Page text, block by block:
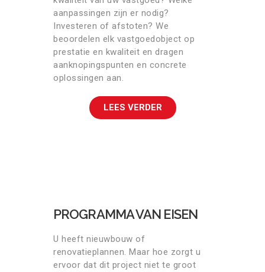
aanpassingen zijn er nodig?
Investeren of afstoten? We
beoordelen elk vastgoedobject op
prestatie en kwaliteit en dragen
aanknopingspunten en concrete
oplossingen aan.
LEES VERDER
PROGRAMMA VAN EISEN
U heeft nieuwbouw of
renovatieplannen. Maar hoe zorgt u
ervoor dat dit project niet te groot